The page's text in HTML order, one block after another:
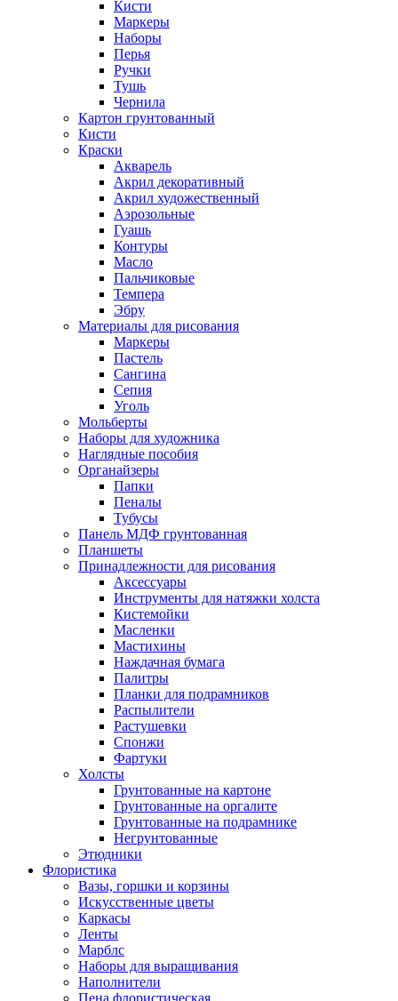
Кисти
Маркеры
Наборы
Перья
Ручки
Тушь
Чернила
Картон грунтованный
Кисти
Краски
Акварель
Акрил декоративный
Акрил художественный
Аэрозольные
Гуашь
Контуры
Масло
Пальчиковые
Темпера
Эбру
Материалы для рисования
Маркеры
Пастель
Сангина
Сепия
Уголь
Мольберты
Наборы для художника
Наглядные пособия
Органайзеры
Папки
Пеналы
Тубусы
Панель МДФ грунтованная
Планшеты
Принадлежности для рисования
Аксессуары
Инструменты для натяжки холста
Кистемойки
Масленки
Мастихины
Наждачная бумага
Палитры
Планки для подрамников
Распылители
Растушевки
Спонжи
Фартуки
Холсты
Грунтованные на картоне
Грунтованные на оргалите
Грунтованные на подрамнике
Негрунтованные
Этюдники
Флористика
Вазы, горшки и корзины
Искусственные цветы
Каркасы
Ленты
Марблс
Наборы для выращивания
Наполнители
Пена флористическая